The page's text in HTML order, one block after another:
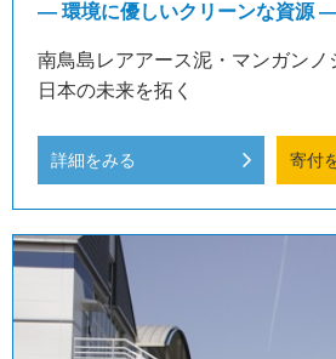
― 環境に優しいクリーンな資源
南鳥島レアアース泥・マンガンノ
日本の未来を拓く
詳細をみる 寄付